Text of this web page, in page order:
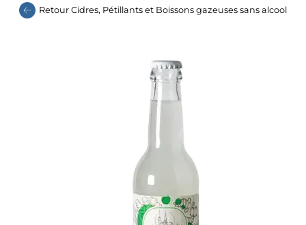
Retour Cidres, Pétillants et Boissons gazeuses sans alcool